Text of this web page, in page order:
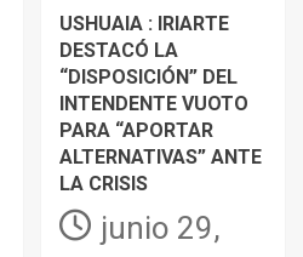
USHUAIA : IRIARTE
DESTACÓ LA
“DISPOSICIÓN” DEL
INTENDENTE VUOTO
PARA “APORTAR
ALTERNATIVAS” ANTE
LA CRISIS
junio 29,